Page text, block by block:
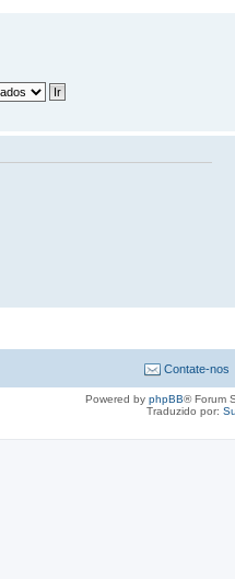
Contate-nos
Powered by phpBB® Forum
Traduzido por: